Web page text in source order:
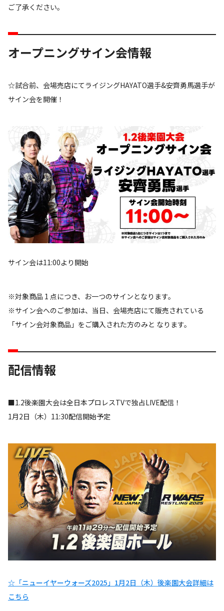
ご了承ください。
オープニングサイン会情報
☆試合前、会場売店にてライジングHAYATO選手&安齊勇馬選手が
サイン会を開催！
サイン会は11:00より開始
※対象商品 1 点につき、お一つのサインとなります。
※サイン会へのご参加は、当日、会場売店にて販売されている
「サイン会対象商品」をご購入された方のみと なります。
配信情報
■1.2後楽園大会は全日本プロレスTVで独占LIVE配信！
1月2日（木）11:30配信開始予定
☆「ニューイヤーウォーズ2025」1月2日（木）後楽園大会詳細は
こちら